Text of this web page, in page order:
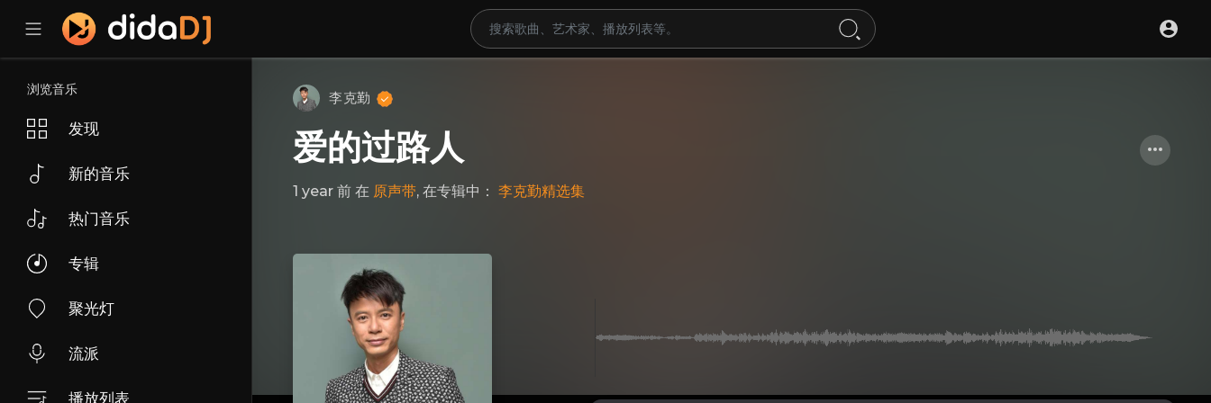
浏览音乐
发现
新的音乐
热门音乐
专辑
聚光灯
流派
播放列表
李克勤
爱的过路人
1 year 前 在 原声带, 在专辑中： 李克勤精选集